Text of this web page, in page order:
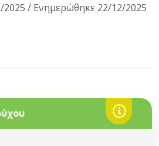
2025 / Ενημερώθηκε 22/12/2025